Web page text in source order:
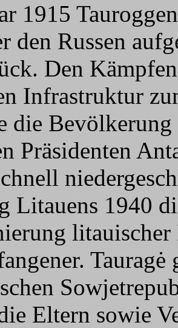
1915
den Russen
Den
Infrastruktur
die Bevölkerung
Präsidenten
Litauens 1940
Eltern sowie